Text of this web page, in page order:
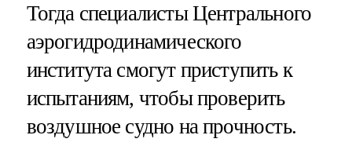
Тогда специалисты Центрального
аэрогидродинамического
института смогут приступить к
испытаниям, чтобы проверить
воздушное судно на прочность.